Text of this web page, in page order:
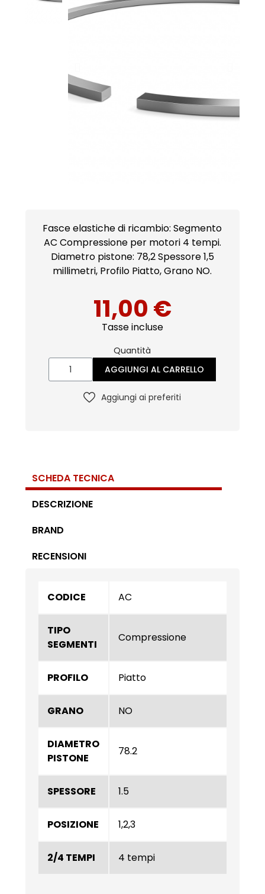
Fasce elastiche di ricambio: Segmento
AC Compressione per motori 4 tempi.
Diametro pistone: 78,2 Spessore 1,5
millimetri, Profilo Piatto, Grano NO.
11,00 €
Tasse incluse
Quantità
AGGIUNGI AL CARRELLO
Aggiungi ai preferiti
SCHEDA TECNICA
DESCRIZIONE
BRAND
RECENSIONI
CODICE AC
TIPO
SEGMENTI
Compressione
PROFILO Piatto
GRANO NO
DIAMETRO
PISTONE
78.2
SPESSORE 1.5
POSIZIONE 1,2,3
2/4 TEMPI 4 tempi